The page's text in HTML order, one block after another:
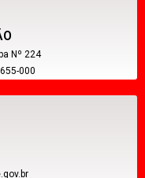
Nº 224
000